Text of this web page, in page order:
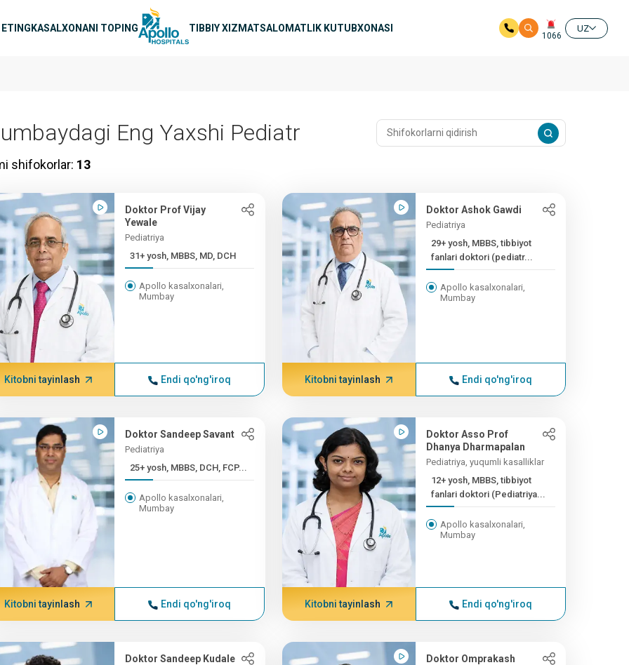
KASALXONANI TOPING TIBBIY XIZMATSALOMATLIK KUTUBXONASI
1066
UZ
Eng Yaxshi Pediatr
shifokorlar: 13
Doktor Prof Vijay
Yewale
Pediatriya
31+ yosh, MBBS, MD, DCH
Apollo kasalxonalari,
Mumbay
Kitobni tayinlash Endi qo'ng'iroq
Doktor Ashok Gawdi
Pediatriya
29+ yosh, MBBS, tibbiyot
fanlari doktori (pediatr...
Apollo kasalxonalari,
Mumbay
Kitobni tayinlash Endi qo'ng'iroq
Doktor Sandeep Savant
Pediatriya
25+ yosh, MBBS, DCH, FCP...
Apollo kasalxonalari,
Mumbay
Kitobni tayinlash Endi qo'ng'iroq
Doktor Asso Prof
Dhanya Dharmapalan
Pediatriya, yuqumli kasalliklar
12+ yosh, MBBS, tibbiyot
fanlari doktori (Pediatriya...
Apollo kasalxonalari,
Mumbay
Kitobni tayinlash Endi qo'ng'iroq
Doktor Sandeep Kudale
Doktor Omprakash